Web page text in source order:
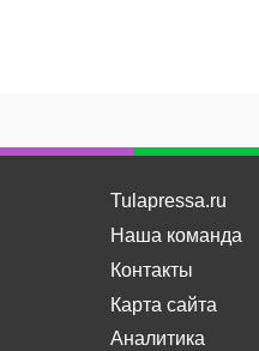
Tulapressa.ru
Наша команда
Контакты
Карта сайта
Аналитика